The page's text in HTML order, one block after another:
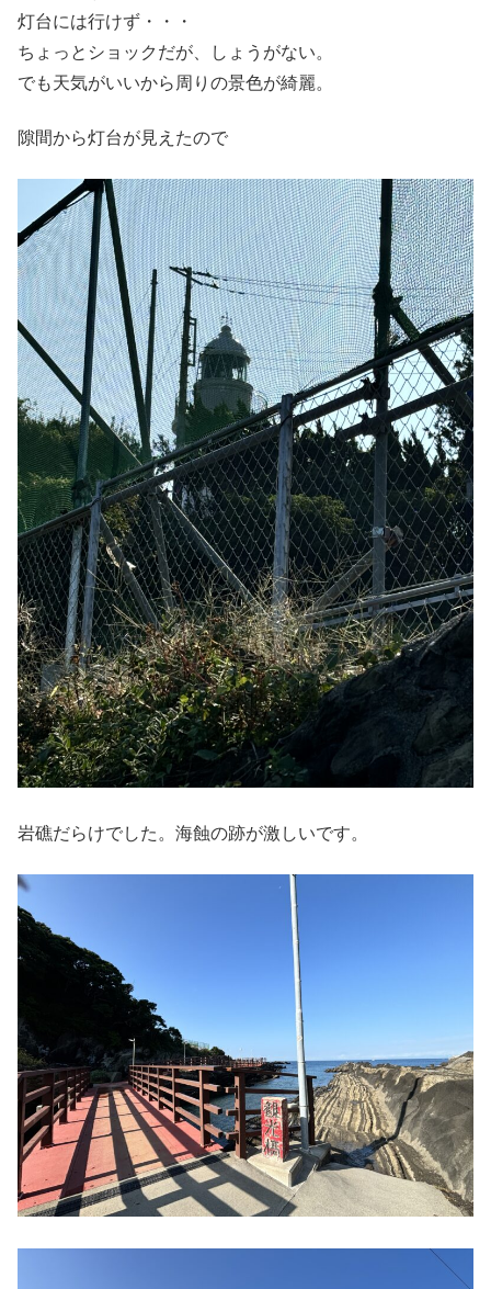
灯台には行けず・・・
ちょっとショックだが、しょうがない。
でも天気がいいから周りの景色が綺麗。
隙間から灯台が見えたので
岩礁だらけでした。海蝕の跡が激しいです。